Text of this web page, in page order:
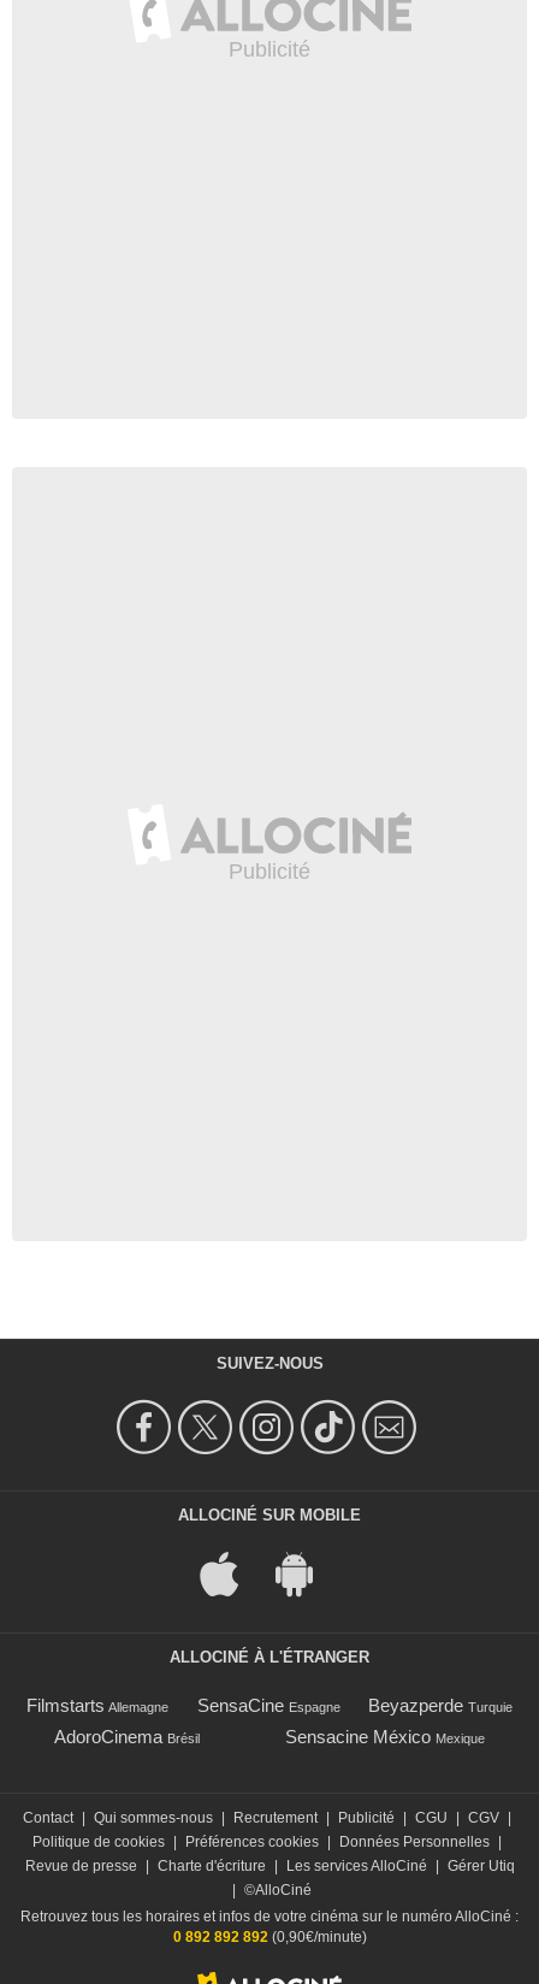
SUIVEZ-NOUS
ALLOCINÉ SUR MOBILE
ALLOCINÉ À L'ÉTRANGER
Filmstarts Allemagne SensaCine Espagne Beyazperde Turquie
AdoroCinema Brésil Sensacine México Mexique
Contact Qui sommes-nous Recrutement Publicité CGU CGV
Politique de cookies
Préférences cookies Données Personnelles
Revue de presse
Charte d'écriture Les services AlloCiné
Gérer Utiq
©AlloCiné
Retrouvez tous les horaires et infos de votre cinéma sur le numéro AlloCiné :
0 892 892 892(0,90€/minute)